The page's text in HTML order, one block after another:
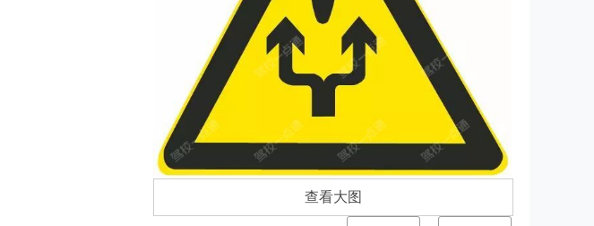
查看大图